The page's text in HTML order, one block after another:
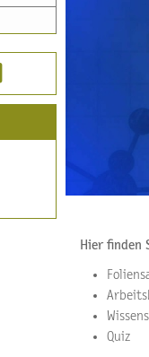
Hier finden
Quiz